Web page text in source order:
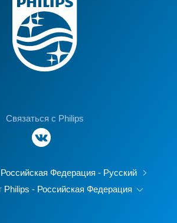
Связаться с Philips
Российская Федерация - Русский
Philips - Российская Федерация